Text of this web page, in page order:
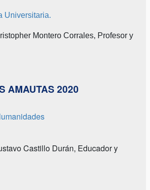
Universitaria.
Montero Corrales, Profesor y
AMAUTAS 2020
Castillo Durán, Educador y